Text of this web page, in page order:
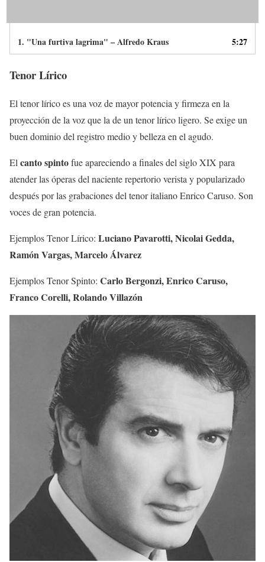
1. "Una furtiva lagrima" – Alfredo Kraus 5:27
Tenor Lírico
El tenor lírico es una voz de mayor potencia y firmeza en la
proyección de la voz que la de un tenor lírico ligero. Se exige un
buen dominio del registro medio y belleza en el agudo.
Elcanto spintofue apareciendo a finales del siglo XIX para
atender las óperas del naciente repertorio verista y popularizado
después por las grabaciones del tenor italiano Enrico Caruso. Son
voces de gran potencia.
Ejemplos Tenor Lírico: Luciano Pavarotti, Nicolai Gedda,
Ramón Vargas, Marcelo Álvarez
Ejemplos Tenor Spinto: Carlo Bergonzi, Enrico Caruso,
Franco Corelli, Rolando Villazón